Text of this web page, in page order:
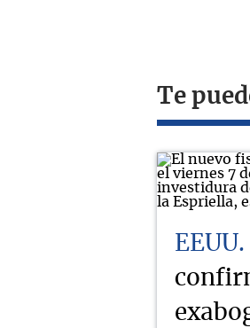
Te
EEUU